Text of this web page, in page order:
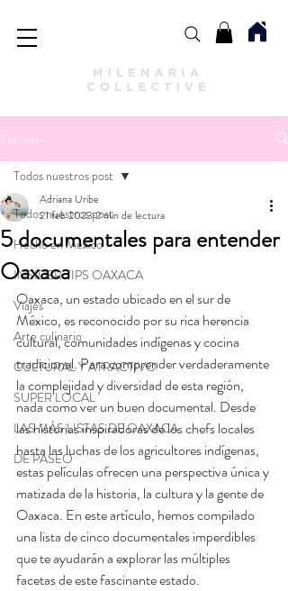
Entrada
Todos nuestros post
Hecho en México
INSIDER TIPS OAXACA
Viajes
Arte culinario
CULTURAL Y ATRACTIVO
SUPER LOCAL
LAS MÁS LISTAS DE OAXACA
DE PASEO
Todos nuestros post
5 documentales para entender
Oaxaca
Adriana Uribe
21 feb 2023 2 min de lectura
Oaxaca, un estado ubicado en el sur de
México, es reconocido por su rica herencia
cultural, comunidades indígenas y cocina
tradicional. Para comprender verdaderamente
la complejidad y diversidad de esta región,
nada como ver un buen documental. Desde
las historias inspiradoras de los chefs locales
hasta las luchas de los agricultores indígenas,
estas películas ofrecen una perspectiva única y
matizada de la historia, la cultura y la gente de
Oaxaca. En este artículo, hemos compilado
una lista de cinco documentales imperdibles
que te ayudarán a explorar las múltiples
facetas de este fascinante estado.